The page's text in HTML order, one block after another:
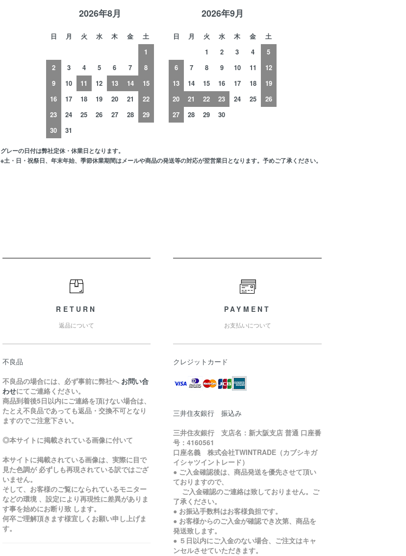
2026年8月
日 月 火 水 木 金
土
1
2
3 4 5 6 7
8
9
10 11 12 13 14
15
16
17 18 19 20 21
22
23
24 25 26 27 28
29
30
31
2026年9月
日 月 火 水 木 金
土
1
2 3 4
5
6
7 8 9 10 11
12
13
14 15 16 17 18
19
20
21 22 23 24 25
26
27
28 29 30
グレーの日付は弊社定休・休業日となります。
※土・日・祝祭日、年末年始、季節休業期間はメールや商品の発送等の対応が翌営業日となります。予めご了承ください。
RETURN
返品について
不良品
不良品の場合には、必ず事前に弊社へ お問い合
わせにてご連絡ください。
商品到着後5日以内にご連絡を頂けない場合は、
たとえ不良品であっても返品・交換不可となり
ますのでご注意下さい。
◎本サイトに掲載されている画像に付いて
本サイトに掲載されている画像は、実際に目で
見た色調が 必ずしも再現されている訳ではござ
いません。
そして、お客様のご覧になられているモニター
などの環境 、設定により再現性に差異がありま
す事を始めにお断り致 します。
何卒ご理解頂きます様宜しくお願い申し上げま
す。
PAYMENT
お支払いについて
クレジットカード
三井住友銀行 振込み
三井住友銀行 支店名：新大阪支店 普通 口座番
号：4160561
口座名義 株式会社TWINTRADE（カブシキガ
イシャツイントレード）
● ご入金確認後は、商品発送を優先させて頂い
ておりますので、
ご入金確認のご連絡は致しておりません。ご
了承ください。
● お振込手数料はお客様負担です。
● お客様からのご入金が確認でき次第、商品を
発送致します。
● ５日以内にご入金のない場合、ご注文はキャ
ンセルさせていただきます。